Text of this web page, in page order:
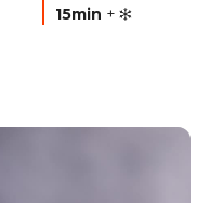
15min +